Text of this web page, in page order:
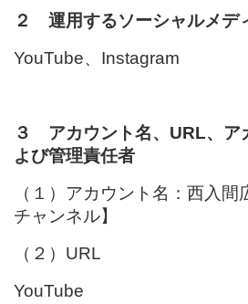
２ 運用するソーシャルメデ
YouTube、Instagram
３ アカウント名、URL、ア
よび管理責任者
（１）アカウント名：西入
チャンネル】
（２）URL
YouTube